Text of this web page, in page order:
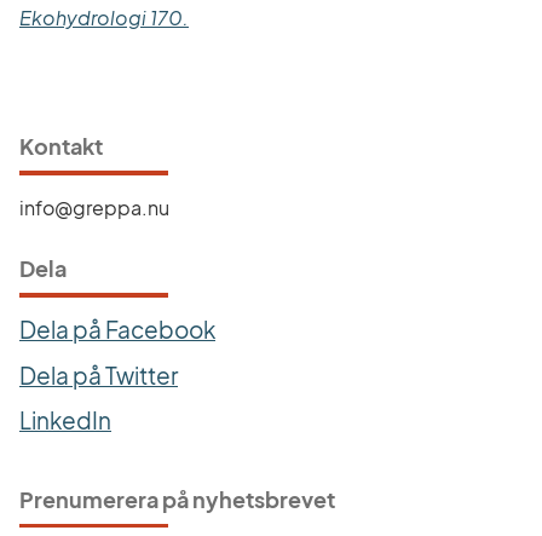
Ekohydrologi 170.
Kontakt
info@greppa.nu
Dela
Dela på Facebook
Dela på Twitter
LinkedIn
Prenumerera på nyhetsbrevet